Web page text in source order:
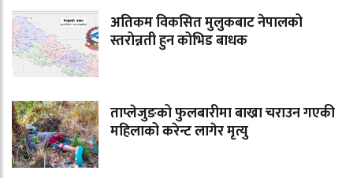
अतिकम विकसित मुलुकबाट नेपालको
स्तरोन्नती हुन कोभिड बाधक
ताप्लेजुङको फुलबारीमा बाख्रा चराउन गएकी
महिलाको करेन्ट लागेर मृत्यु